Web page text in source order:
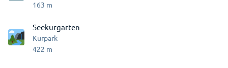
163 m
Seekurgarten
Kurpark
422 m